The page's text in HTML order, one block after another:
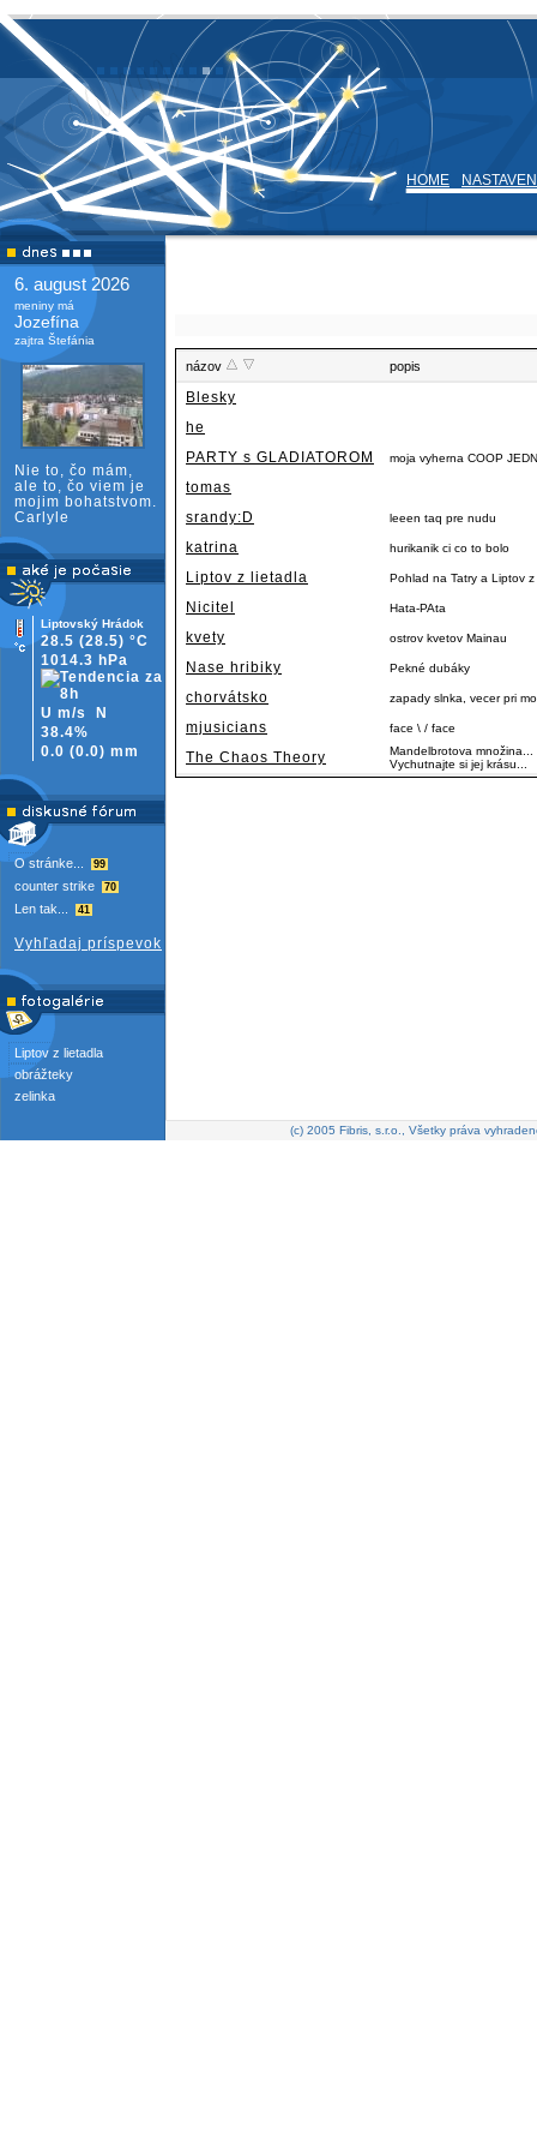
HOME
6. august 2026
meniny má
Jozefína
zajtra Štefánia
Nie to, čo mám,
ale to, čo viem je
mojim bohatstvom.
Carlyle
Liptovský Hrádok
28.5 (28.5) °C
1014.3 hPa
U m/s
N
38.4%
0.0 (0.0) mm
O stránke... 99
counter strike 70
Len tak... 41
Vyhľadaj príspevok
Liptov z lietadla
obrážteky
zelinka
názov popis
Blesky
he
PARTY s GLADIATOROM
moja vyherna COOP
tomas
srandy:D
leeen taq pre nudu
katrina hurikanik ci co to bolo
Liptov z lietadla Pohlad na Tatry a Liptov
Nicitel Hata-PAta
kvety ostrov kvetov Mainau
Nase hribiky Pekné dubáky
chorvátsko zapady slnka, vecer pri
mjusicians face \ / face
The Chaos Theory
Mandelbrotova
Vychutnajte si jej krásu...
(c) 2005 Fibris, s.r.o., Všetky práva